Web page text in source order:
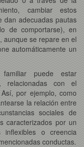
cambiar estos
dan adecuadas pautas
de comportarse), en
aunque se repare en el
automáticamente un
puede estar
relacionadas con el
por ejemplo, como
la relación entre
sociales de
caracterizados por un
inflexibles o creencia
conductas.